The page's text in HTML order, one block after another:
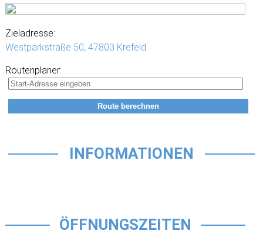
Zieladresse:
Westparkstraße 50, 47803 Krefeld
Routenplaner:
INFORMATIONEN
ÖFFNUNGSZEITEN